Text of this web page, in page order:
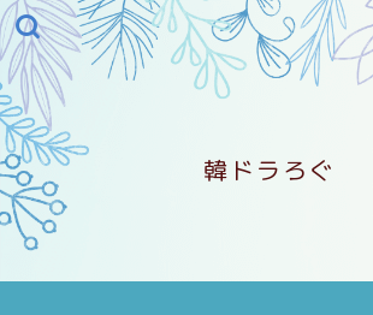
韓ドラろぐ